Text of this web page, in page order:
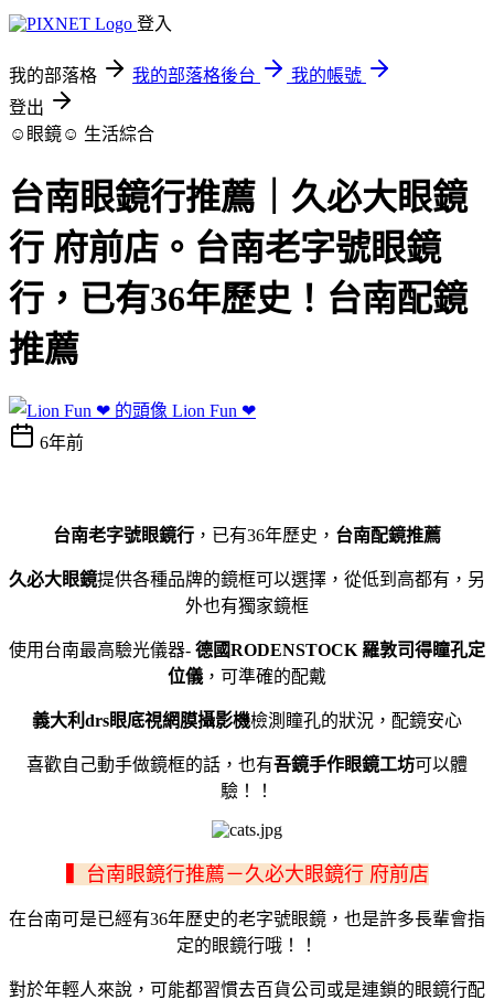
登入
我的部落格 我的部落格後台
我的帳號
登出
☺眼鏡☺ 生活綜合
台南眼鏡行推薦｜久必大眼鏡
行 府前店。台南老字號眼鏡
行，已有36年歷史！台南配鏡
推薦
Lion Fun ❤
6年前
台南老字號眼鏡行 ，已有36年歷史， 台南配鏡推薦
久必大眼鏡提供各種品牌的鏡框可以選擇，從低到高都有，另
外也有獨家鏡框
使用台南最高驗光儀器- 德國RODENSTOCK 羅敦司得瞳孔定
位儀 ，可準確的配戴
義大利drs眼底視網膜攝影機檢測瞳孔的狀況，配鏡安心
喜歡自己動手做鏡框的話，也有吾鏡手作眼鏡工坊可以體
驗！！
▍台南眼鏡行推薦－久必大眼鏡行 府前店
在台南可是已經有36年歷史的老字號眼鏡，也是許多長輩會指
定的眼鏡行哦！！
對於年輕人來說，可能都習慣去百貨公司或是連鎖的眼鏡行配